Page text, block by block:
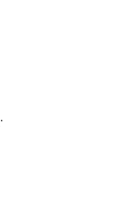
.